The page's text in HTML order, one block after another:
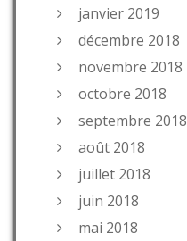
janvier 2019
décembre 2018
novembre 2018
octobre 2018
septembre 2018
août 2018
juillet 2018
juin 2018
mai 2018